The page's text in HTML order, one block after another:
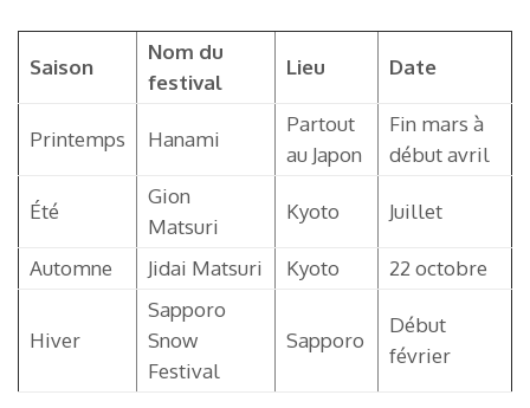
Saison
Nom du
festival
Lieu Date
Printemps Hanami
Partout
au Japon
Fin mars à
début avril
Été
Gion
Matsuri
Kyoto Juillet
Automne Jidai Matsuri Kyoto 22 octobre
Hiver
Sapporo
Snow
Festival
Sapporo
Début
février